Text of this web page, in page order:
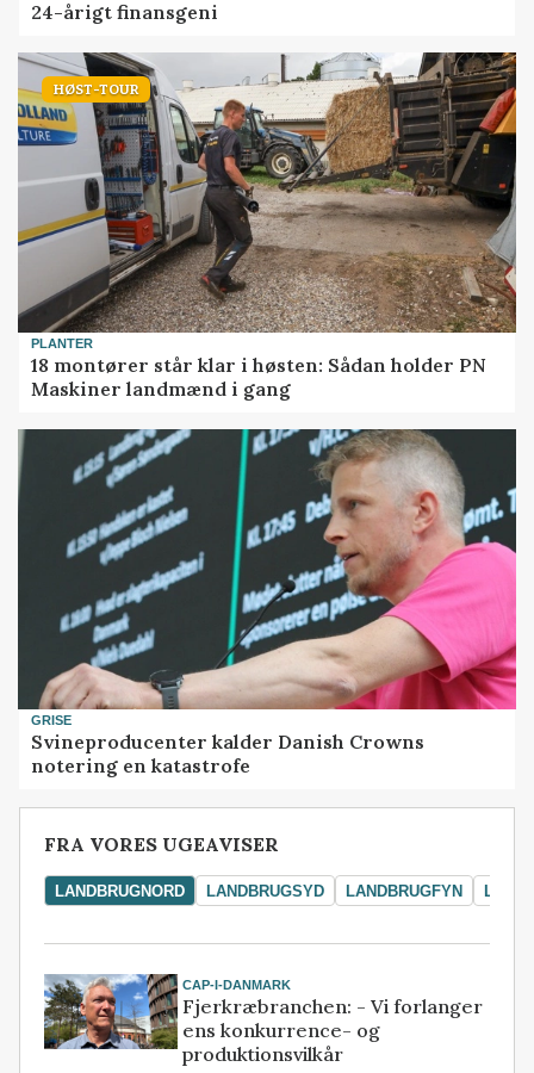
24-årigt finansgeni
HØST-TOUR
PLANTER
18 montører står klar i høsten: Sådan holder PN
Maskiner landmænd i gang
GRISE
Svineproducenter kalder Danish Crowns
notering en katastrofe
FRA VORES UGEAVISER
LANDBRUGNORD LANDBRUGSYD LANDBRUGFYN
CAP-I-DANMARK
Fjerkræbranchen: - Vi forlanger
ens konkurrence- og
produktionsvilkår